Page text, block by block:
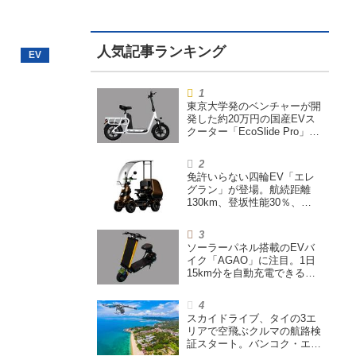
東京大学発のベンチャーが開
発した約20万円の国産EVス
クーター「EcoSlide Pro」が
免許いらない四輪EV「エレ
グラン」が登場。航続距離
130km、登坂性能30％、
備えた特定小型原付
ソーラーパネル搭載のEVバ
イク「AGAO」に注目。1日
15km分を自動充電できる
スカイドライブ、タイの3エ
リアで空飛ぶクルマの航路検
証スタート。バンコク・エア